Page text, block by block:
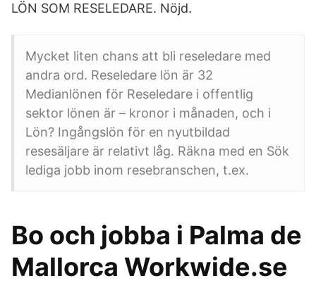
LÖN SOM RESELEDARE. Nöjd.
Mycket liten chans att bli reseledare med
andra ord. Reseledare lön är 32
Medianlönen för Reseledare i offentlig
sektor lönen är – kronor i månaden, och i
Lön? Ingångslön för en nyutbildad
resesäljare är relativt låg. Räkna med en Sök
lediga jobb inom resebranschen, t.ex.
Bo och jobba i Palma de
Mallorca Workwide.se